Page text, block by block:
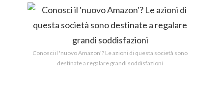
Conosci il 'nuovo Amazon'? Le azioni di questa società sono
destinate a regalare grandi soddisfazioni